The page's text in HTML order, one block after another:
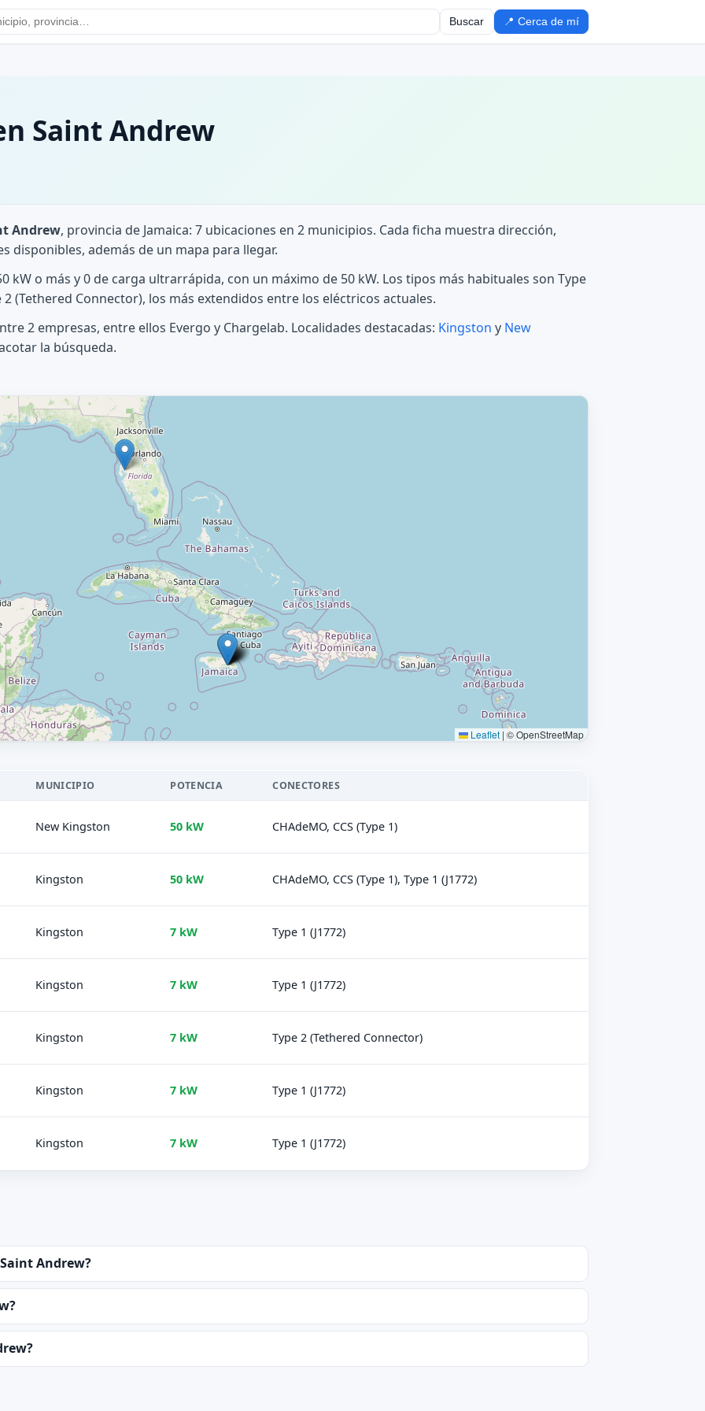
Buscar 📍 Cerca de mí
Saint Andrew
Andrew, provincia de Jamaica: 7 ubicaciones en 2 municipios. Cada ficha muestra dirección,
disponibles, además de un mapa para llegar.
kW o más y 0 de carga ultrarrápida, con un máximo de 50 kW. Los tipos más habituales son Type
2 (Tethered Connector), los más extendidos entre los eléctricos actuales.
2 empresas, entre ellos Evergo y Chargelab. Localidades destacadas: Kingston y New
la búsqueda.
Leaflet | © OpenStreetMap
MUNICIPIO POTENCIA CONECTORES
New Kingston 50 kW CHAdeMO, CCS (Type 1)
Kingston 50 kW CHAdeMO, CCS (Type 1), Type 1 (J1772)
Kingston 7 kW Type 1 (J1772)
Kingston 7 kW Type 1 (J1772)
Kingston 7 kW Type 2 (Tethered Connector)
Kingston 7 kW Type 1 (J1772)
Kingston 7 kW Type 1 (J1772)
Andrew?